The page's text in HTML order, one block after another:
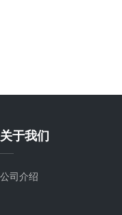
关于我们
公司介绍